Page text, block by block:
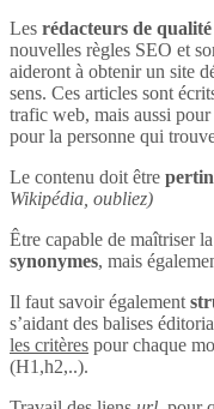
Les rédacteurs de
nouvelles règles SEO et
aideront à obtenir un site
sens. Ces articles sont
trafic web, mais aussi
pour la personne qui
Le contenu doit être
Wikipédia, oubliez)
Être capable de maîtriser
synonymes, mais
Il faut savoir également
s’aidant des balises
les critères pour chaque
(H1,h2,..).